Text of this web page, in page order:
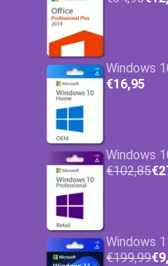
Windows
€16,95
Windows
€102,85
Windows
€199,99